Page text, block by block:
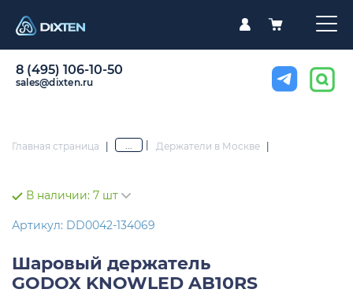
8 (495) 106-10-50
sales@dixten.ru
Главная страница | ... Держатели в Москве |
В наличии: 7 шт
Артикул: DD0042-134069
Шаровый держатель
GODOX KNOWLED AB10RS